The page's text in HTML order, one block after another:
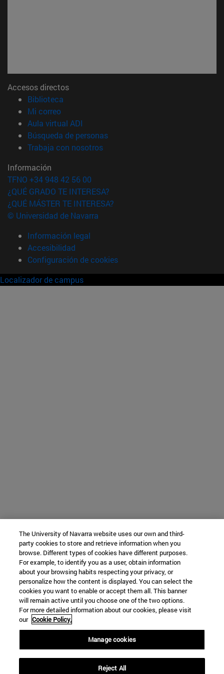
Accesos directos
Biblioteca
Mi correo(abre en nueva ventana)
Aula virtual ADI
Búsqueda de personas(abre en nueva ventana)
Trabaja con nosotros(abre en nueva ventana)
Información
TFNO +34 948 42 56 00
¿QUÉ GRADO TE INTERESA?
¿QUÉ MÁSTER TE INTERESA?
© Universidad de Navarra
Información legal
Accesibilidad
Configuración de cookies
Localizador de campus
The University of Navarra website uses our own and third-
party cookies to store and retrieve information when you
browse. Different types of cookies have different purposes.
For example, to identify you as a user, obtain information
about your browsing habits respecting your privacy, or
personalize how the content is displayed. You can select the
cookies you want to enable or accept them all. This banner
will remain active until you choose one of the two options.
For more detailed information about our cookies, please visit
our Cookie Policy.
Manage cookies
Reject All